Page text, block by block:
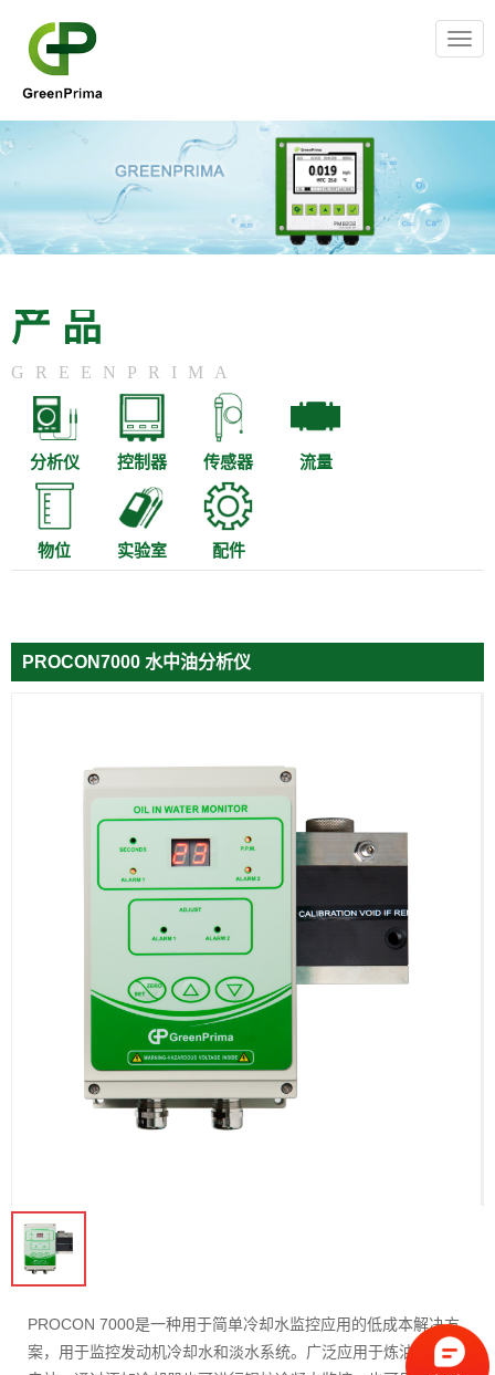
产品
GREENPRIMA
分析仪 控制器 传感器 流量
物位 实验室 配件
PROCON7000 水中油分析仪
PROCON 7000是一种用于简单冷却水监控应用的低成本解决方
案，用于监控发动机冷却水和淡水系统。广泛应用于炼油厂和发